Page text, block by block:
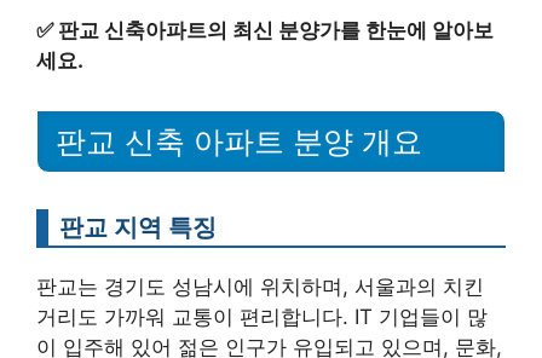
✅ 판교 신축아파트의 최신 분양가를 한눈에 알아보
세요.
판교 신축 아파트 분양 개요
판교 지역 특징
판교는 경기도 성남시에 위치하며, 서울과의 치킨
거리도 가까워 교통이 편리합니다. IT 기업들이 많
이 입주해 있어 젊은 인구가 유입되고 있으며, 문화,